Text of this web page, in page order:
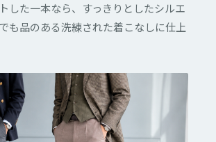
した一本なら、すっきりとしたシルエ
も品のある洗練された着こなしに仕上